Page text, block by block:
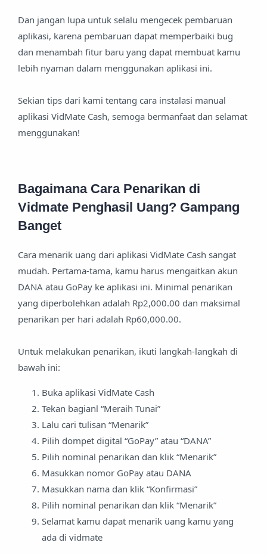
Dan jangan lupa untuk selalu mengecek pembaruan
aplikasi, karena pembaruan dapat memperbaiki bug
dan menambah fitur baru yang dapat membuat kamu
lebih nyaman dalam menggunakan aplikasi ini.
Sekian tips dari kami tentang cara instalasi manual
aplikasi VidMate Cash, semoga bermanfaat dan selamat
menggunakan!
Bagaimana Cara Penarikan di
Vidmate Penghasil Uang? Gampang
Banget
Cara menarik uang dari aplikasi VidMate Cash sangat
mudah. Pertama-tama, kamu harus mengaitkan akun
DANA atau GoPay ke aplikasi ini. Minimal penarikan
yang diperbolehkan adalah Rp2,000.00 dan maksimal
penarikan per hari adalah Rp60,000.00.
Untuk melakukan penarikan, ikuti langkah-langkah di
bawah ini:
Buka aplikasi VidMate Cash
Tekan bagianl “Meraih Tunai”
Lalu cari tulisan “Menarik”
Pilih dompet digital “GoPay” atau “DANA”
Pilih nominal penarikan dan klik “Menarik”
Masukkan nomor GoPay atau DANA
Masukkan nama dan klik “Konfirmasi”
Pilih nominal penarikan dan klik “Menarik”
Selamat kamu dapat menarik uang kamu yang
ada di vidmate